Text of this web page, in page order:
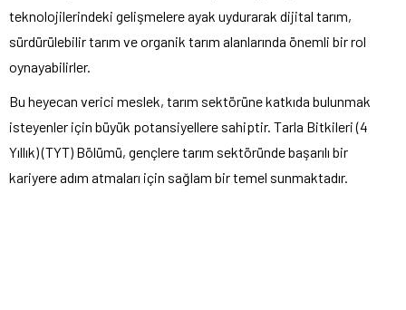
teknolojilerindeki gelişmelere ayak uydurarak dijital tarım,
sürdürülebilir tarım ve organik tarım alanlarında önemli bir rol
oynayabilirler.
Bu heyecan verici meslek, tarım sektörüne katkıda bulunmak
isteyenler için büyük potansiyellere sahiptir. Tarla Bitkileri (4
Yıllık) (TYT) Bölümü, gençlere tarım sektöründe başarılı bir
kariyere adım atmaları için sağlam bir temel sunmaktadır.